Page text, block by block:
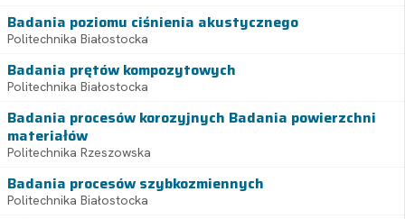
Badania poziomu ciśnienia akustycznego
Politechnika Białostocka
Badania prętów kompozytowych
Politechnika Białostocka
Badania procesów korozyjnych Badania powierzchni
materiałów
Politechnika Rzeszowska
Badania procesów szybkozmiennych
Politechnika Białostocka